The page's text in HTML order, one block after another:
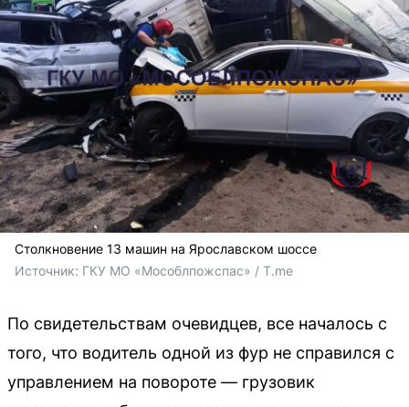
Столкновение 13 машин на Ярославском шоссе
Источник: ГКУ МО «Мособлпожспас» / T.me
По свидетельствам очевидцев, все началось с
того, что водитель одной из фур не справился с
управлением на повороте — грузовик